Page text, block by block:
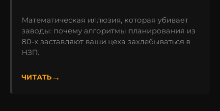
Математическая иллюзия, которая убивает
заводы: почему алгоритмы планирования из
80-х заставляют ваши цеха захлебываться в
НЗП.
ЧИТАТЬ